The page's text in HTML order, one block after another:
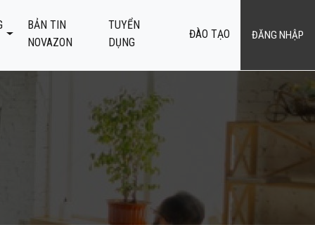
BẢN TIN
NOVAZON
TUYỂN
DỤNG
ĐÀO TẠO ĐĂNG NHẬP